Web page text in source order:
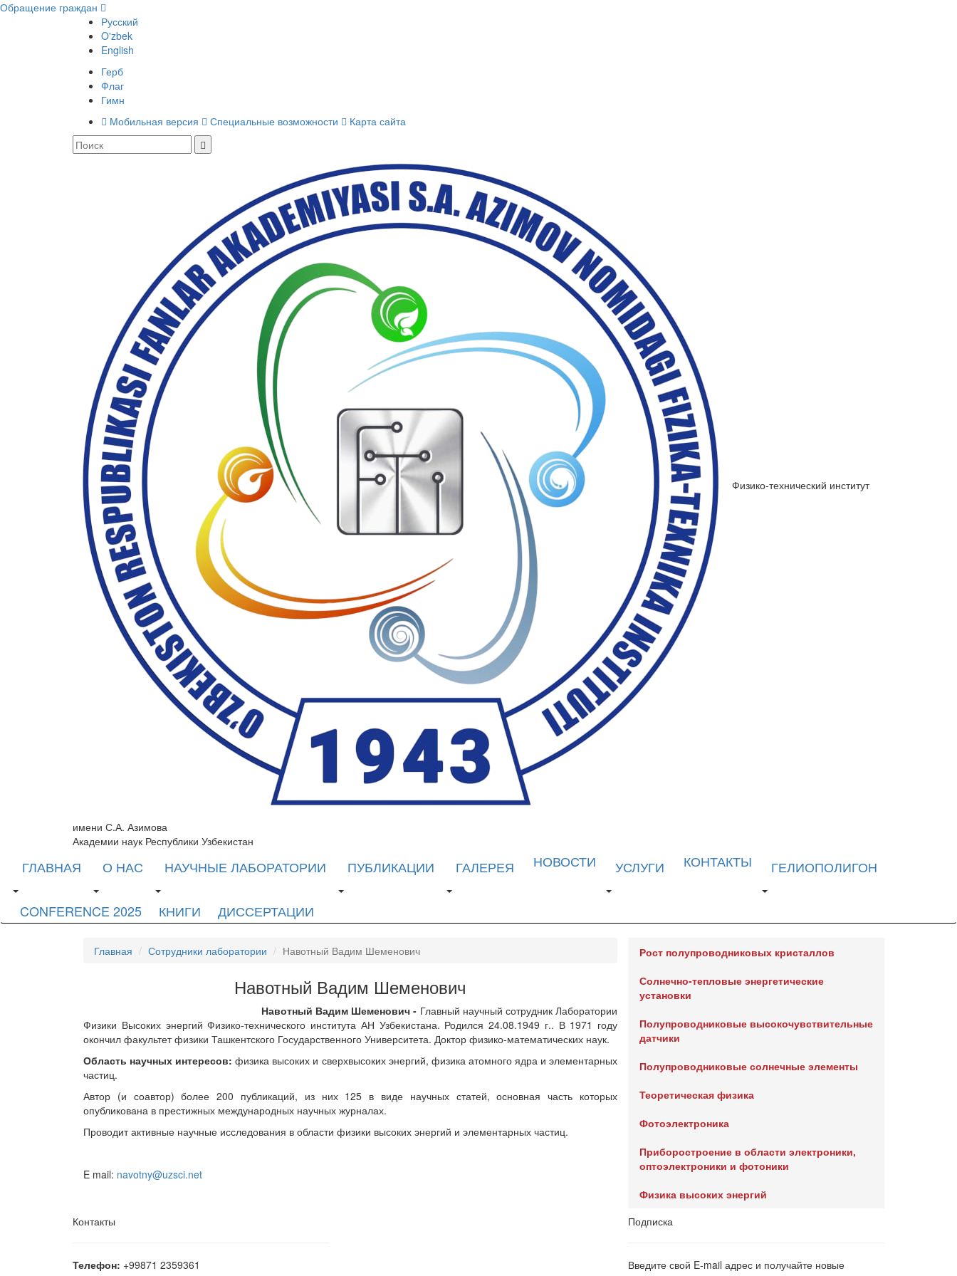
Обращение граждан
Русский
O'zbek
English
Герб
Флаг
Гимн
Мобильная версия
Специальные возможности Карта сайта
Физико-технический институт
имени С.А. Азимова
Академии наук Республики Узбекистан
ГЛАВНАЯ О НАС НАУЧНЫЕ ЛАБОРАТОРИИ ПУБЛИКАЦИИ ГАЛЕРЕЯ НОВОСТИ УСЛУГИ КОНТАКТЫ ГЕЛИОПОЛИГОН
CONFERENCE 2025 КНИГИ ДИССЕРТАЦИИ
Главная Сотрудники лаборатории Навотный Вадим Шеменович
Навотный Вадим Шеменович
Навотный Вадим Шеменович - Главный научный сотрудник Лаборатории
Физики Высоких энергий Физико-технического института АН Узбекистана. Родился 24.08.1949 г.. В 1971 году
окончил факультет физики Ташкентского Государственного Университета. Доктор физико-математических наук.
Область научных интересов: физика высоких и сверхвысоких энергий, физика атомного ядра и элементарных
частиц.
Автор (и соавтор) более 200 публикаций, из них 125 в виде научных статей, основная часть которых
опубликована в престижных международных научных журналах.
Проводит активные научные исследования в области физики высоких энергий и элементарных частиц.
E mail: navotny@uzsci.net
Рост полупроводниковых кристаллов
Солнечно-тепловые энергетические
установки
Полупроводниковые высокочувствительные
датчики
Полупроводниковые солнечные элементы
Теоретическая физика
Фотоэлектроника
Приборостроение в области электроники,
оптоэлектроники и фотоники
Физика высоких энергий
Контакты
Телефон: +99871 2359361
Подписка
Введите свой E-mail адрес и получайте новые